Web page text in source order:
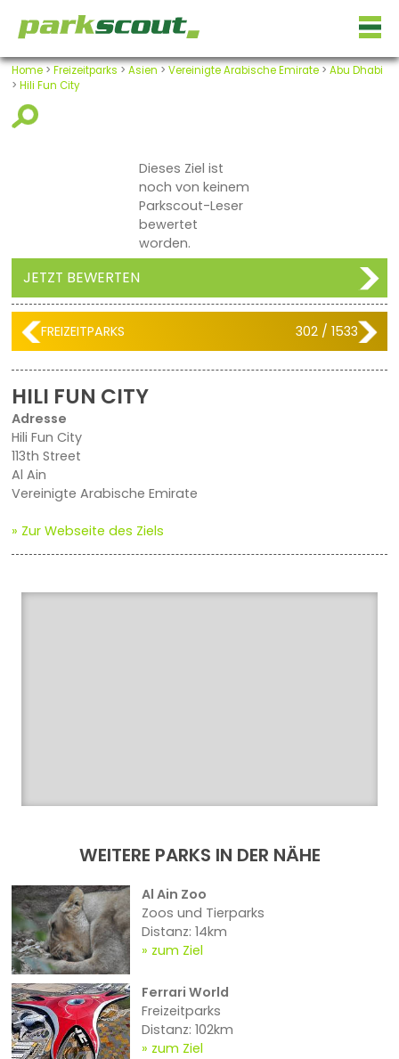
Home> Freizeitparks > Asien > Vereinigte Arabische Emirate> Abu Dhabi
> Hili Fun City
Dieses Ziel ist
noch von keinem
Parkscout-Leser
bewertet
worden.
JETZT BEWERTEN
FREIZEITPARKS 302 / 1533
HILI FUN CITY
Adresse
Hili Fun City
113th Street
Al Ain
Vereinigte Arabische Emirate
» Zur Webseite des Ziels
WEITERE PARKS IN DER NÄHE
Al Ain Zoo
Zoos und Tierparks
Distanz: 14km
zum Ziel
Ferrari World
Freizeitparks
Distanz: 102km
zum Ziel